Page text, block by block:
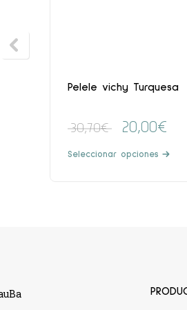
Pelele vichy Turquesa
30,70€ 20,00€
Seleccionar opciones